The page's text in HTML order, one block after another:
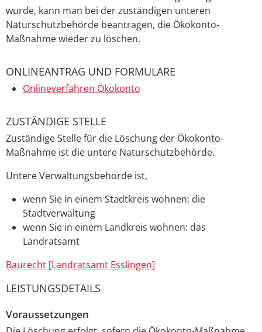
wurde, kann man bei der zuständigen unteren
Naturschutzbehörde beantragen, die Ökokonto-
Maßnahme wieder zu löschen.
ONLINEANTRAG UND FORMULARE
Onlineverfahren Ökokonto
ZUSTÄNDIGE STELLE
Zuständige Stelle für die Löschung der Ökokonto-
Maßnahme ist die untere Naturschutzbehörde.
Untere Verwaltungsbehörde ist,
wenn Sie in einem Stadtkreis wohnen: die
Stadtverwaltung
wenn Sie in einem Landkreis wohnen: das
Landratsamt
Baurecht [Landratsamt Esslingen]
LEISTUNGSDETAILS
Voraussetzungen